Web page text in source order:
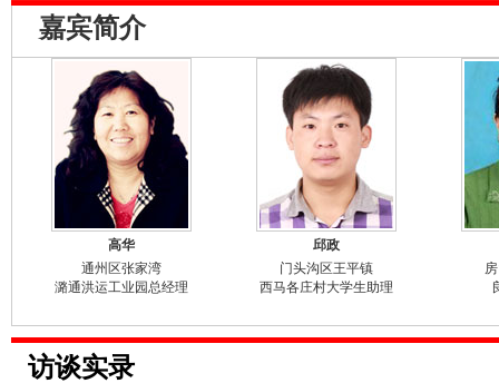
嘉宾简介
高华
通州区张家湾
潞通洪运工业园总经理
邱政
门头沟区王平镇
西马各庄村大学生助理
访谈实录